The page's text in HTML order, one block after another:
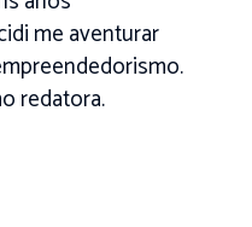
me aventurar
redatora.